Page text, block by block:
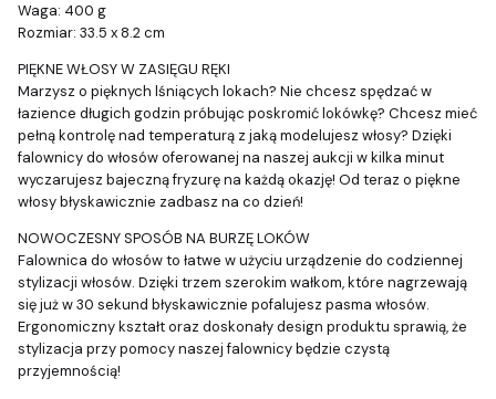
Waga: 400 g
Rozmiar: 33.5 x 8.2 cm
PIĘKNE WŁOSY W ZASIĘGU RĘKI
Marzysz o pięknych lśniących lokach? Nie chcesz spędzać w
łazience długich godzin próbując poskromić lokówkę? Chcesz mieć
pełną kontrolę nad temperaturą z jaką modelujesz włosy? Dzięki
falownicy do włosów oferowanej na naszej aukcji w kilka minut
wyczarujesz bajeczną fryzurę na każdą okazję! Od teraz o piękne
włosy błyskawicznie zadbasz na co dzień!
NOWOCZESNY SPOSÓB NA BURZĘ LOKÓW
Falownica do włosów to łatwe w użyciu urządzenie do codziennej
stylizacji włosów. Dzięki trzem szerokim wałkom, które nagrzewają
się już w 30 sekund błyskawicznie pofalujesz pasma włosów.
Ergonomiczny kształt oraz doskonały design produktu sprawią, że
stylizacja przy pomocy naszej falownicy będzie czystą
przyjemnością!